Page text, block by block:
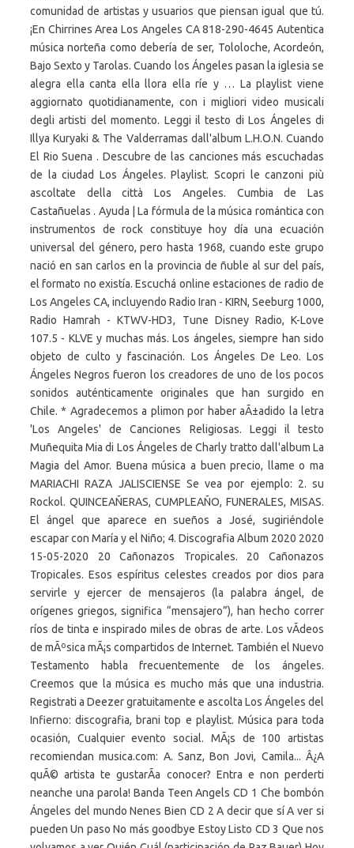
comunidad de artistas y usuarios que piensan igual que tú.
¡En Chirrines Area Los Angeles CA 818-290-4645 Autentica
música norteña como debería de ser, Tololoche, Acordeón,
Bajo Sexto y Tarolas. Cuando los Ángeles pasan la iglesia se
alegra ella canta ella llora ella ríe y … La playlist viene
aggiornato quotidianamente, con i migliori video musicali
degli artisti del momento. Leggi il testo di Los Ángeles di
Illya Kuryaki & The Valderramas dall'album L.H.O.N. Cuando
El Rio Suena . Descubre de las canciones más escuchadas
de la ciudad Los Ángeles. Playlist. Scopri le canzoni più
ascoltate della città Los Angeles. Cumbia de Las
Castañuelas . Ayuda | La fórmula de la música romántica con
instrumentos de rock constituye hoy día una ecuación
universal del género, pero hasta 1968, cuando este grupo
nació en san carlos en la provincia de ñuble al sur del país,
el formato no existía. Escuchá online estaciones de radio de
Los Angeles CA, incluyendo Radio Iran - KIRN, Seeburg 1000,
Radio Hamrah - KTWV-HD3, Tune Disney Radio, K-Love
107.5 - KLVE y muchas más. Los ángeles, siempre han sido
objeto de culto y fascinación. Los Ángeles De Leo. Los
Ángeles Negros fueron los creadores de uno de los pocos
sonidos auténticamente originales que han surgido en
Chile. * Agradecemos a plimon por haber aÃ±adido la letra
'Los Angeles' de Canciones Religiosas. Leggi il testo
Muñequita Mia di Los Ángeles de Charly tratto dall'album La
Magia del Amor. Buena música a buen precio, llame o ma
MARIACHI RAZA JALISCIENSE Se vea por ejemplo: 2. su
Rockol. QUINCEAÑERAS, CUMPLEAÑO, FUNERALES, MISAS.
El ángel que aparece en sueños a José, sugiriéndole
escapar con María y el Niño; 4. Discografia Album 2020 2020
15-05-2020 20 Cañonazos Tropicales. 20 Cañonazos
Tropicales. Esos espíritus celestes creados por dios para
servirle y ejercer de mensajeros (la palabra ángel, de
orígenes griegos, significa “mensajero”), han hecho correr
ríos de tinta e inspirado miles de obras de arte. Los vÃ­deos
de mÃºsica mÃ¡s compartidos de Internet. También el Nuevo
Testamento habla frecuentemente de los ángeles.
Creemos que la música es mucho más que una industria.
Registrati a Deezer gratuitamente e ascolta Los Ángeles del
Infierno: discografia, brani top e playlist. Música para toda
ocasión, Cualquier evento social. MÃ¡s de 100 artistas
recomiendan musica.com: A. Sanz, Bon Jovi, Camila... Â¿A
quÃ© artista te gustarÃ­a conocer? Entra e non perderti
neanche una parola! Banda Teen Angels CD 1 Che bombón
Ángeles del mundo Nenes Bien CD 2 A decir que sí A ver si
pueden Un paso No más goodbye Estoy Listo CD 3 Que nos